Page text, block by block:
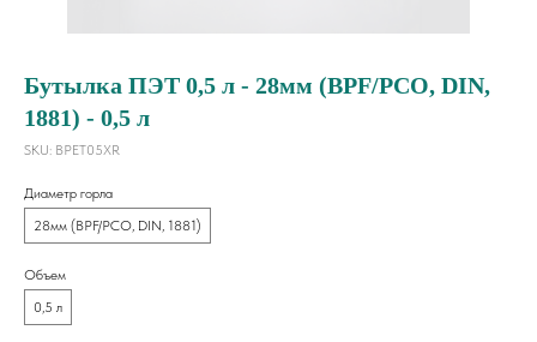
Бутылка ПЭТ 0,5 л - 28мм (BPF/PCO, DIN,
1881) - 0,5 л
SKU: BPET05XR
Диаметр горла
28мм (BPF/PCO, DIN, 1881)
Объем
0,5 л